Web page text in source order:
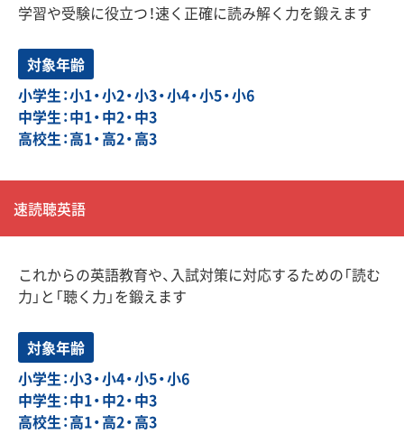
学習や受験に役立つ！速く正確に読み解く力を鍛えます
対象年齢
小学生：小1・小2・小3・小4・小5・小6
中学生：中1・中2・中3
高校生：高1・高2・高3
速読聴英語
これからの英語教育や、入試対策に対応するための「読む
力」と「聴く力」を鍛えます
対象年齢
小学生：小3・小4・小5・小6
中学生：中1・中2・中3
高校生：高1・高2・高3